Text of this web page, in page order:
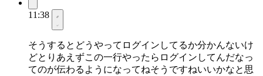
11:38
そうするとどうやってログインしてるか分かんないけ
どとりあえずこの一行やったらログインしてんだなっ
てのが伝わるようになってねそうですねいいかなと思